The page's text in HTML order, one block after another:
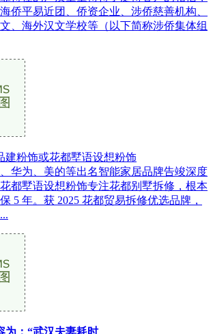
侨平易近团、侨资企业、涉侨慈善机构、
、海外汉文学校等（以下简称涉侨集体组
建粉饰或花都墅语设想粉饰
华为、美的等出名智能家居品牌告竣深度
都墅语设想粉饰专注花都别墅拆修，根本
5 年。获 2025 花都贸易拆修优选品牌，
为：“武汉夫妻耗时